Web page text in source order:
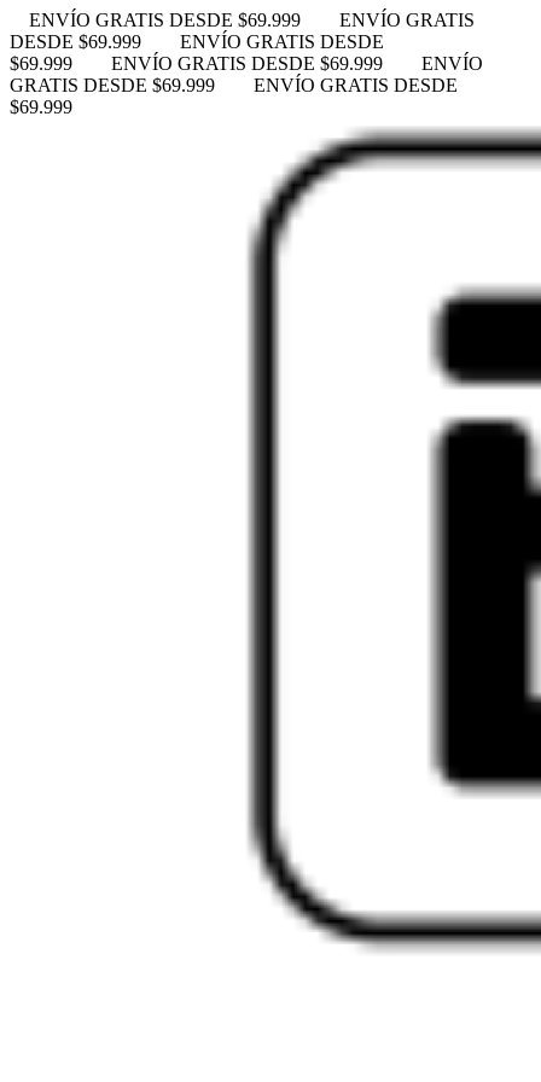
ENVÍO GRATIS DESDE $69.999
ENVÍO GRATIS
DESDE $69.999
ENVÍO GRATIS DESDE
$69.999
ENVÍO GRATIS DESDE $69.999
ENVÍO
GRATIS DESDE $69.999
ENVÍO GRATIS DESDE
$69.999